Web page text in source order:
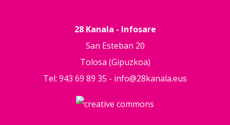
28 Kanala - Infosare
San Esteban 20
Tolosa (Gipuzkoa)
Tel: 943 69 89 35 - info@28kanala.eus